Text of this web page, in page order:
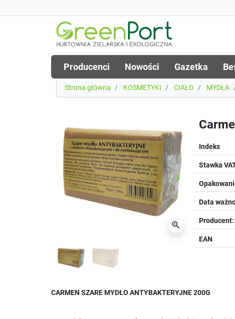
Producenci Nowości Gazetka
Strona główna KOSMETYKI CIAŁO MYDŁA
Poprzedni
keyboard_arrow_left Następny
keyboard_arrow_right
zoom_in
Indeks
Stawka
Data
Producent:
EAN
CARMEN SZARE MYDŁO ANTYBAKTERYJNE 200G